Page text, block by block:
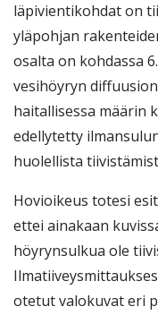
läpivientikohdat on
yläpohjan
osalta on kohdassa
vesihöyryn
haitallisessa määrin
edellytetty
huolellista
Hovioikeus totesi
ettei ainakaan
höyrynsulkua ole
otetut valokuvat eri